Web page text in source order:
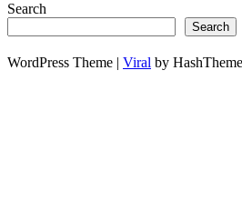
Search
Search
WordPress Theme | Viral by